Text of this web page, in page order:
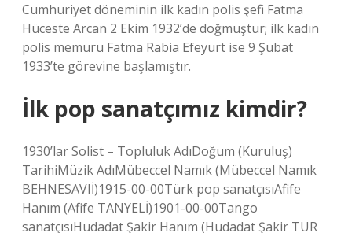
Cumhuriyet döneminin ilk kadın polis şefi Fatma
Hüceste Arcan 2 Ekim 1932’de doğmuştur; ilk kadın
polis memuru Fatma Rabia Efeyurt ise 9 Şubat
1933’te görevine başlamıştır.
İlk pop sanatçımız kimdir?
1930’lar Solist – Topluluk AdıDoğum (Kuruluş)
TarihiMüzik AdıMübeccel Namık (Mübeccel Namık
BEHNESAVIİ)1915-00-00Türk pop sanatçısıAfife
Hanım (Afife TANYELİ)1901-00-00Tango
sanatçısıHudadat Şakir Hanım (Hudadat Şakir TUR